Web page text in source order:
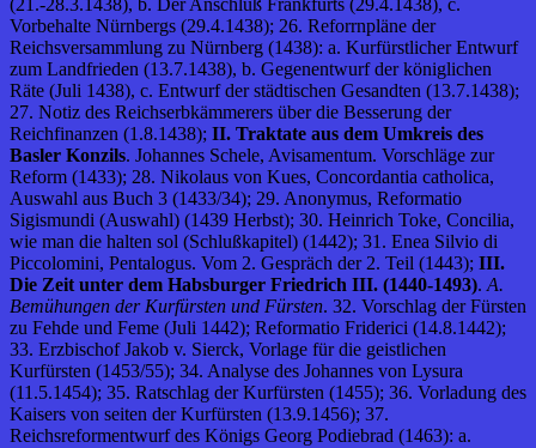
Vorbehalte Nürnbergs (29.4.1438); 26. Reforrnpläne der
Reichsversammlung zu Nürnberg (1438): a. Kurfürstlicher Entwurf
zum Landfrieden (13.7.1438), b. Gegenentwurf der königlichen
Räte (Juli 1438), c. Entwurf der städtischen Gesandten (13.7.1438);
27. Notiz des Reichserbkämmerers über die Besserung der
Reichfinanzen (1.8.1438); II. Traktate aus dem Umkreis des
Basler Konzils. Johannes Schele, Avisamentum. Vorschläge zur
Reform (1433); 28. Nikolaus von Kues, Concordantia catholica,
Auswahl aus Buch 3 (1433/34); 29. Anonymus, Reformatio
Sigismundi (Auswahl) (1439 Herbst); 30. Heinrich Toke, Concilia,
wie man die halten sol (Schlußkapitel) (1442); 31. Enea Silvio di
Piccolomini, Pentalogus. Vom 2. Gespräch der 2. Teil (1443); III.
Die Zeit unter dem Habsburger Friedrich III. (1440-1493). A.
Bemühungen der Kurfürsten und Fürsten. 32. Vorschlag der Fürsten
zu Fehde und Feme (Juli 1442); Reformatio Friderici (14.8.1442);
33. Erzbischof Jakob v. Sierck, Vorlage für die geistlichen
Kurfürsten (1453/55); 34. Analyse des Johannes von Lysura
(11.5.1454); 35. Ratschlag der Kurfürsten (1455); 36. Vorladung des
Kaisers von seiten der Kurfürsten (13.9.1456); 37.
Reichsreformentwurf des Königs Georg Podiebrad (1463): a.